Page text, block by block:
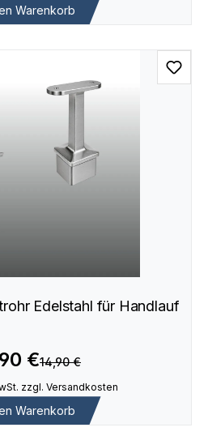
Warenkorb
Edelstahl für Handlauf
€14,90 €
zzgl. Versandkosten
Warenkorb